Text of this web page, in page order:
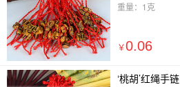
重量：1克
￥0.06
‘桃胡’红绳手链